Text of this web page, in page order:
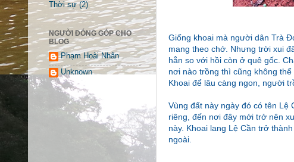
Giống khoai mà người dân Trà
mang theo chớ. Nhưng trời xui
hẳn so với hồi còn ở quê gốc.
nơi nào trồng thì cũng không
Khoai để lâu càng ngon, người
Vùng đất này ngày đó có tên Lệ
riêng, đến nơi đây mới trở nên
này. Khoai lang Lệ Cần trở
ngoài.
Thời sự (2)
NGƯỜI ĐÓNG GÓP CHO
BLOG
Phạm Hoài Nhân
Unknown